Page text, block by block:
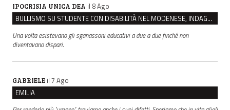
IPOCRISIA UNICA DEA il 8 Ago
BULLISMO SU STUDENTE CON DISABILITÀ NEL MODENESE, INDAGATI DUE RAGAZZI DI 16 ANNI
Una volta esistevano gli sganassoni educativi a due a due finché non
diventavano dispari.
GABRIELE il 7 Ago
EMILIA